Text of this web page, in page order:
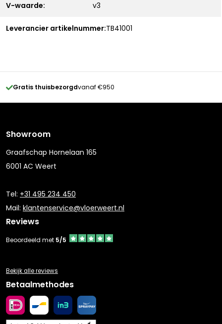
V-waarde: v3
Leverancier artikelnummer:TB41001
Gratis thuisbezorgdvanaf €950
Showroom
Graafschap Hornelaan 165
6001 AC Weert
Tel: +31 495 234 450
Mail: klantenservice@vloerweert.nl
Reviews
Beoordeeld met 5/5
Bekijk alle reviews
Betaalmethodes